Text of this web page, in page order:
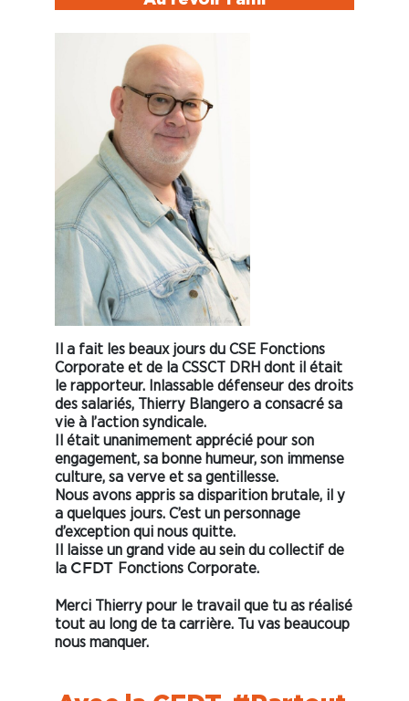
Il a fait les beaux jours du CSE Fonctions
Corporate et de la CSSCT DRH dont il était
le rapporteur. Inlassable défenseur des droits
des salariés, Thierry Blangero a consacré sa
vie à l’action syndicale.
Il était unanimement apprécié pour son
engagement, sa bonne humeur, son immense
culture, sa verve et sa gentillesse.
Nous avons appris sa disparition brutale, il y
a quelques jours. C’est un personnage
d’exception qui nous quitte.
Il laisse un grand vide au sein du collectif de
la CFDT Fonctions Corporate.
Merci Thierry pour le travail que tu as réalisé
tout au long de ta carrière. Tu vas beaucoup
nous manquer.